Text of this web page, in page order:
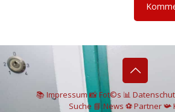
📚 Impressum📸Fot©s 📊
Suche 📘 News ⚽Partner📯